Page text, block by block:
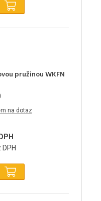
pružinou WKFN
na dotaz